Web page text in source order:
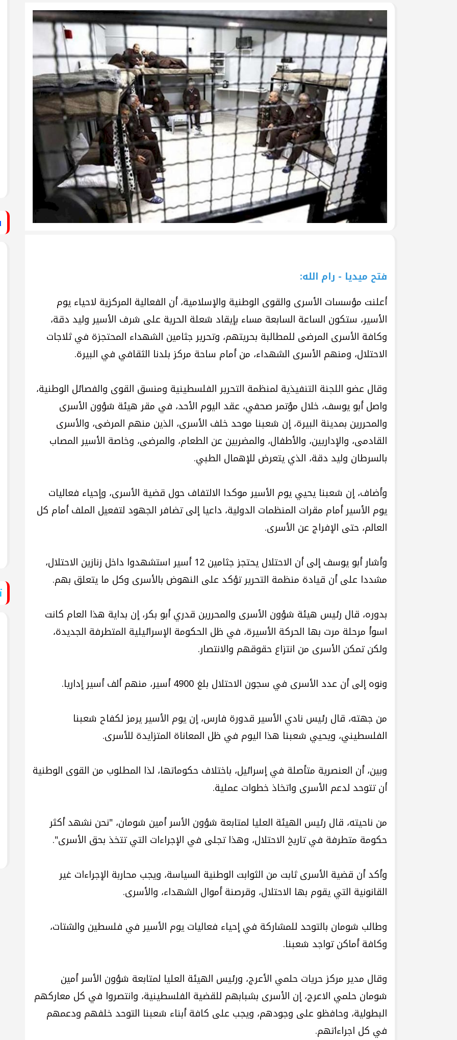
وفد من تيار الإصلاح الديمقراطي يساند الصحفيين بزيارة لقناة الكوفية
ومشاركة في وقفة تضامنية
تيار الإصلاح الديمقراطي في حركة فتح بمحافظة خان يونس ينظم لقاءً
لتكريم أسر الشهداء
تيار الإصلاح الديمقراطي في حركة فتح بمحافظة رفح يطلق حملة
(العهد والوفاء) لأسر الشهداء
تيار الإصلاح الديمقراطي يُطلق حملة إلكترونية دعمًا للأسرى بمناسبة
يوم الأسير الفلسطيني
بالصور: تيار الإصلاح الديمقراطي يطلق حملة إلكترونية رفضًا لمشروع
قانون إعدام الأسرى الفلسطينيين في سجون الاحتلال
فتح ميديا - رام الله:
أعلنت مؤسسات الأسرى والقوى الوطنية والإسلامية، أن الفعالية المركزية لاحياء يوم
الأسير، ستكون الساعة السابعة مساء بإيقاد شعلة الحرية على شرف الأسير وليد دقة،
وكافة الأسرى المرضى للمطالبة بحريتهم، وتحرير جثامين الشهداء المحتجزة في ثلاجات
الاحتلال، ومنهم الأسرى الشهداء، من أمام ساحة مركز بلدنا الثقافي في البيرة.
وقال عضو اللجنة التنفيذية لمنظمة التحرير الفلسطينية ومنسق القوى والفصائل الوطنية،
واصل أبو يوسف، خلال مؤتمر صحفي، عقد اليوم الأحد، في مقر هيئة شؤون الأسرى
والمحررين بمدينة البيرة، إن شعبنا موحد خلف الأسرى، الذين منهم المرضى، والأسرى
القادمى، والإداريين، والأطفال، والمضربين عن الطعام، والمرضى، وخاصة الأسير المصاب
بالسرطان وليد دقة، الذي يتعرض للإهمال الطبي.
وأضاف، إن شعبنا يحيي يوم الأسير موكدا الالتفاف حول قضية الأسرى، وإحياء فعاليات
يوم الأسير أمام مقرات المنظمات الدولية، داعيا إلى تضافر الجهود لتفعيل الملف أمام كل
العالم، حتى الإفراج عن الأسرى.
وأشار أبو يوسف إلى أن الاحتلال يحتجز جثامين 12 أسير استشهدوا داخل زنازين الاحتلال،
مشددا على أن قيادة منظمة التحرير تؤكد على النهوض بالأسرى وكل ما يتعلق بهم.
بدوره، قال رئيس هيئة شؤون الأسرى والمحررين قدري أبو بكر، إن بداية هذا العام كانت
اسوأ مرحلة مرت بها الحركة الأسيرة، في ظل الحكومة الإسرائيلية المتطرفة الجديدة،
ولكن تمكن الأسرى من انتزاع حقوقهم والانتصار.
ونوه إلى أن عدد الأسرى في سجون الاحتلال بلغ 4900 أسير، منهم ألف أسير إداريا.
من جهته، قال رئيس نادي الأسير قدورة فارس، إن يوم الأسير يرمز لكفاح شعبنا
الفلسطيني، ويحيي شعبنا هذا اليوم في ظل المعاناة المتزايدة للأسرى.
وبين، أن العنصرية متأصلة في إسرائيل، باختلاف حكوماتها، لذا المطلوب من القوى الوطنية
أن تتوحد لدعم الأسرى واتخاذ خطوات عملية.
من ناحيته، قال رئيس الهيئة العليا لمتابعة شؤون الأسر أمين شومان، "نحن نشهد أكثر
حكومة متطرفة في تاريخ الاحتلال، وهذا تجلى في الإجراءات التي تتخذ بحق الأسرى".
وأكد أن قضية الأسرى ثابت من الثوابت الوطنية السياسة، ويجب محاربة الإجراءات غير
القانونية التي يقوم بها الاحتلال، وقرصنة أموال الشهداء، والأسرى.
وطالب شومان بالتوحد للمشاركة في إحياء فعاليات يوم الأسير في فلسطين والشتات،
وكافة أماكن تواجد شعبنا.
وقال مدير مركز حريات حلمي الأعرج، ورئيس الهيئة العليا لمتابعة شؤون الأسر أمين
شومان حلمي الاعرج، إن الأسرى بشبابهم للقضية الفلسطينية، وانتصروا في كل معاركهم
البطولية، وحافظو على وجودهم، ويجب على كافة أبناء شعبنا التوحد خلفهم ودعمهم
في كل اجراءاتهم.
فيديو: لقاء مع القيادي
الفلسطيني محمد دحلان
برنامج قصارى القول على
قناة روسـيــا اليوم
دلياني: الاحتلال يسعى
للتغطية على جرائمه بقطع
الاتصالات عن غزة